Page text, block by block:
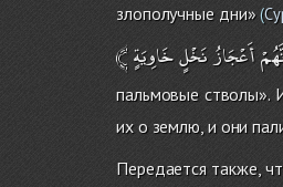
злополучные дни»(
﴾ أَعْجَازُنَخْلٍخَاوِيَةٍ
пальмовые стволы».
их о землю, и они
Передается также,